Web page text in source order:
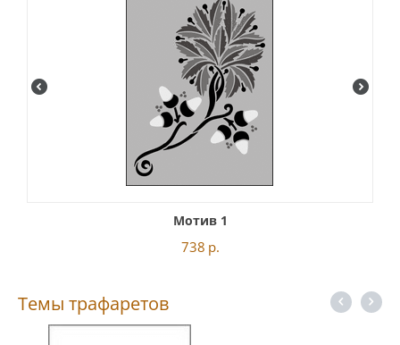
Мотив 1
738 р.
Темы трафаретов